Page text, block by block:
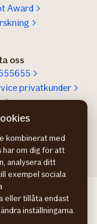
Award
oss
privatkunder
kombinerat med
har om dig för att
analysera ditt
exempel sociala
eller tillåta endast
inställningarna.